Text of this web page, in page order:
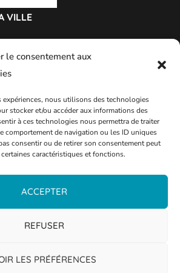
le consentement aux
nous utilisons des technologies
stocker et/ou accéder aux informations des
à ces technologies nous permettra de traiter
comportement de navigation ou les ID uniques
consentir ou de retirer son consentement peut
caractéristiques et fonctions.
ACCEPTER
REFUSER
LES PRÉFÉRENCES
VILLE